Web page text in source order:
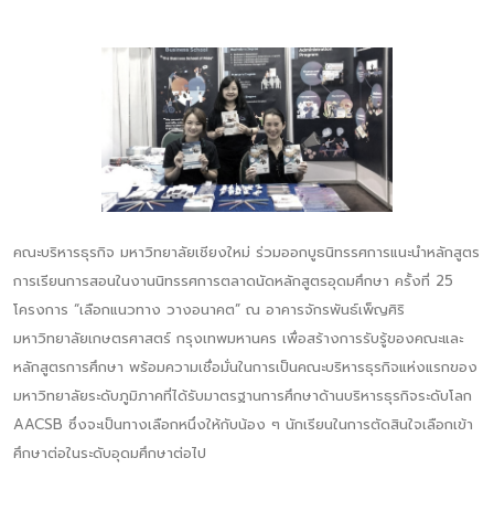
คณะบริหารธุรกิจ มหาวิทยาลัยเชียงใหม่ ร่วมออกบูธนิทรรศการแนะนำหลักสูตร
การเรียนการสอนในงานนิทรรศการตลาดนัดหลักสูตรอุดมศึกษา ครั้งที่ 25
โครงการ “เลือกแนวทาง วางอนาคต” ณ อาคารจักรพันธ์เพ็ญศิริ
มหาวิทยาลัยเกษตรศาสตร์ กรุงเทพมหานคร เพื่อสร้างการรับรู้ของคณะและ
หลักสูตรการศึกษา พร้อมความเชื่อมั่นในการเป็นคณะบริหารธุรกิจแห่งแรกของ
มหาวิทยาลัยระดับภูมิภาคที่ได้รับมาตรฐานการศึกษาด้านบริหารธุรกิจระดับโลก
AACSB ซึ่งจะเป็นทางเลือกหนึ่งให้กับน้อง ๆ นักเรียนในการตัดสินใจเลือกเข้า
ศึกษาต่อในระดับอุดมศึกษาต่อไป